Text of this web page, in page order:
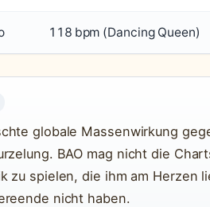
118 bpm (Dancing Queen)
globale Massenwirkung
BAO mag nicht die
zu spielen, die ihm am Herzen
nicht haben.